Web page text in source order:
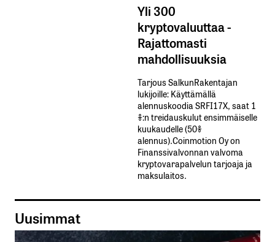
Yli 300
kryptovaluuttaa -
Rajattomasti
mahdollisuuksia
Tarjous SalkunRakentajan
lukijoille: Käyttämällä​ ​
alennuskoodia​ ​SRFI17X,​ ​saat​ ​1
%:n treidauskulut​ ​ensimmäiselle​ ​
kuukaudelle​ ​(50%​ ​
alennus).Coinmotion Oy on
Finanssivalvonnan valvoma
kryptovarapalvelun tarjoaja ja
maksulaitos.
Uusimmat